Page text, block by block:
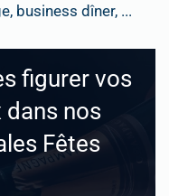
business dîner, ...
figurer vos
nos
Fêtes